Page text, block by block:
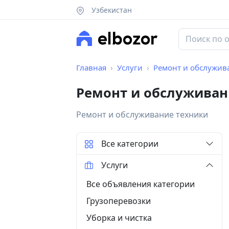
Узбекистан
Главная Услуги Ремонт и
Ремонт и
Ремонт и обслуживание техники
Все категории
Услуги
Все объявления категории
Грузоперевозки
Уборка и чистка